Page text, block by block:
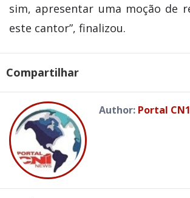
sim, apresentar uma moção de
este cantor”, finalizou.
Compartilhar
Author: Portal CN1